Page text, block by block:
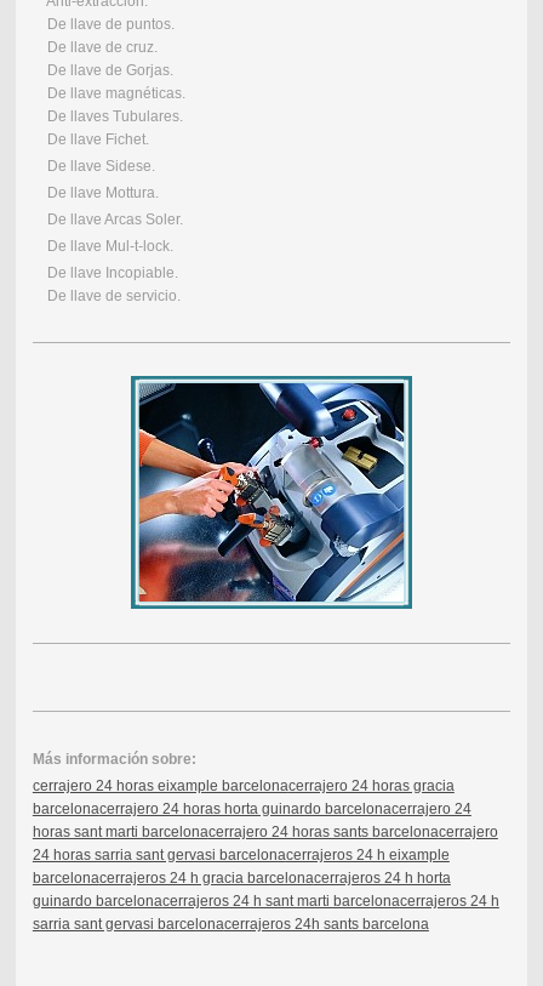
De llave de puntos.
De llave de cruz.
De llave de Gorjas.
De llave magnéticas.
De llaves Tubulares.
De llave Fichet.
De llave Sidese.
De llave Mottura.
De llave Arcas Soler.
De llave Mul-t-lock.
De llave Incopiable.
De llave de servicio.
Más información sobre:
cerrajero 24 horas eixample barcelonacerrajero 24 horas gracia
barcelonacerrajero 24 horas horta guinardo barcelonacerrajero 24
horas sant marti barcelonacerrajero 24 horas sants barcelonacerrajero
24 horas sarria sant gervasi barcelonacerrajeros 24 h eixample
barcelonacerrajeros 24 h gracia barcelonacerrajeros 24 h horta
guinardo barcelonacerrajeros 24 h sant marti barcelonacerrajeros 24 h
sarria sant gervasi barcelonacerrajeros 24h sants barcelona